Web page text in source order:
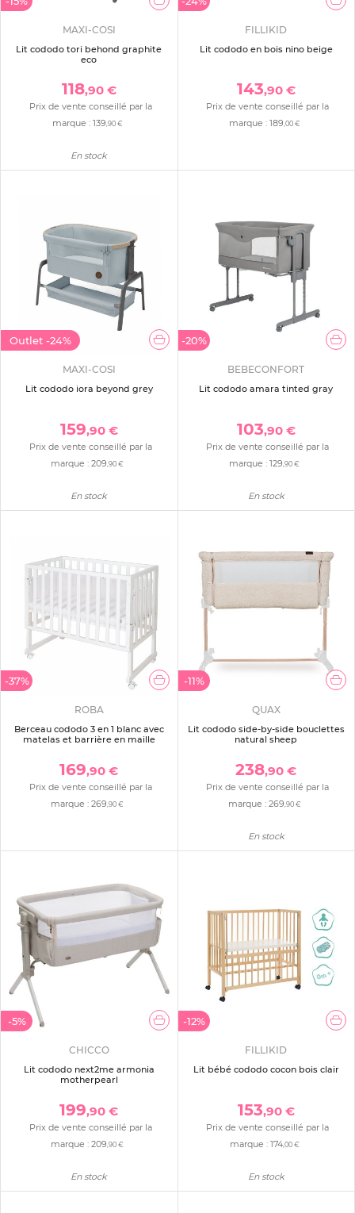
MAXI-COSI
Lit cododo tori behond graphite
eco
118,90 €
Prix de vente conseillé par la
marque : 139 ,90 €
En stock
FILLIKID
Lit cododo en bois nino beige
143,90 €
Prix de vente conseillé par la
marque : 189 ,00 €
Outlet -24%
MAXI-COSI
Lit cododo iora beyond grey
159,90 €
Prix de vente conseillé par la
marque :209,90 €
En stock
-20%
BEBECONFORT
Lit cododo amara tinted gray
103,90 €
Prix de vente conseillé par la
marque :129,90 €
En stock
-37%
ROBA
Berceau cododo 3 en 1 blanc avec
matelas et barrière en maille
169,90 €
Prix de vente conseillé par la
marque :269 ,90 €
-11%
QUAX
Lit cododo side-by-side bouclettes
natural sheep
238,90 €
Prix de vente conseillé par la
marque : 269 ,90 €
En stock
-5%
CHICCO
Lit cododo next2me armonia
motherpearl
199,90 €
Prix de vente conseillé par la
marque :209 ,90 €
En stock
-12%
FILLIKID
Lit bébé cododo cocon bois clair
153,90 €
Prix de vente conseillé par la
marque : 174,00 €
En stock